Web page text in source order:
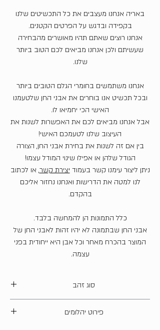
באריה אנחנו מעצבים את כל התכשיטים שלנו
בקפידה ובדגש על הפרטים הקטנים.
אנחנו רוצים שאתם תהיו מאושרים מהבחירה
שעשיתם ולכן אנחנו מביאים לכם הטוב ביותר
שלנו.
אנחנו משתמשים בחומרי הגלם הטובים ביותר
ובכל תכשיט אנו בוחרים את אבני החן שלטעמנו
האישי הכי יחמיאו לו.
אבל אנחנו מביאים לכם את האפשרות לשנות את
העיצוב שלנו לטעמכם האישי!
בין אם זה לשנות את בחירת אבני החן, הצורה
הגודל שלהן או אפילו שינוי המודל עצמו!
ניתן ליצור עימנו קשר בעמוד יצירת קשר, או לכתוב
לנו למטה את הדרישות ואנחנו נחזור אליכם
בהקדם.
כלל התמונות הן להמחשה בלבד.
אבני החן שבתמונה לא יהיו זהות לאבני החן של
המוצר בהכרח מאחר וכל אבן היא ייחודית בפני
עצמה.
סוג זהב
פירוט יהלומים